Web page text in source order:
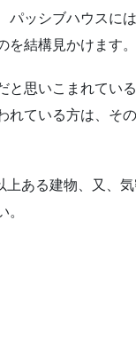
パッシブハウスに
結構見かけます。
と思いこまれてい
れている方は、そ
ある建物、又、
。